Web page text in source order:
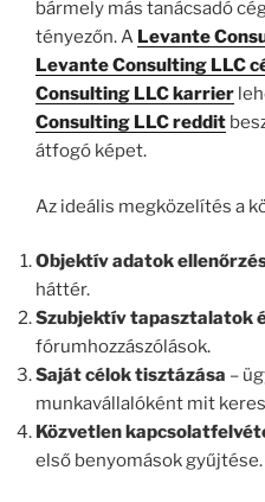
bármely más tanácsadó
tényezőn. A Levante
Levante Consulting LLC
Consulting LLC karrier
Consulting LLC reddit
átfogó képet.
Az ideális megközelítés a
Objektív adatok
háttér.
Szubjektív tapasztalatok
fórumhozzászólások.
Saját célok tisztázása –
munkavállalóként mit
Közvetlen
első benyomások gyűjtése.